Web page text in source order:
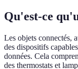
Qu'est-ce
Les objets connectés,
des dispositifs
données. Cela
des thermostats et